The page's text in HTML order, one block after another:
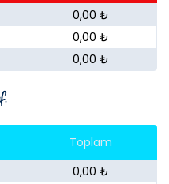
0,00 ₺
0,00 ₺
0,00 ₺
Toplam
0,00 ₺